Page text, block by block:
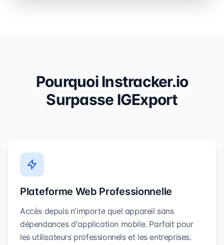
Pourquoi Instracker.io
Surpasse IGExport
Plateforme Web Professionnelle
Accès depuis n'importe quel appareil sans
dépendances d'application mobile. Parfait pour
les utilisateurs professionnels et les entreprises.